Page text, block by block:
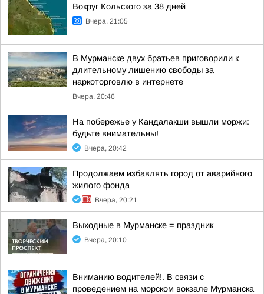
Вокруг Кольского за 38 дней
Вчера, 21:05
В Мурманске двух братьев приговорили к
длительному лишению свободы за
наркоторговлю в интернете
Вчера, 20:46
На побережье у Кандалакши вышли моржи:
будьте внимательны!
Вчера, 20:42
Продолжаем избавлять город от аварийного
жилого фонда
Вчера, 20:21
Выходные в Мурманске = праздник
Вчера, 20:10
Вниманию водителей!. В связи с
проведением на морском вокзале Мурманска